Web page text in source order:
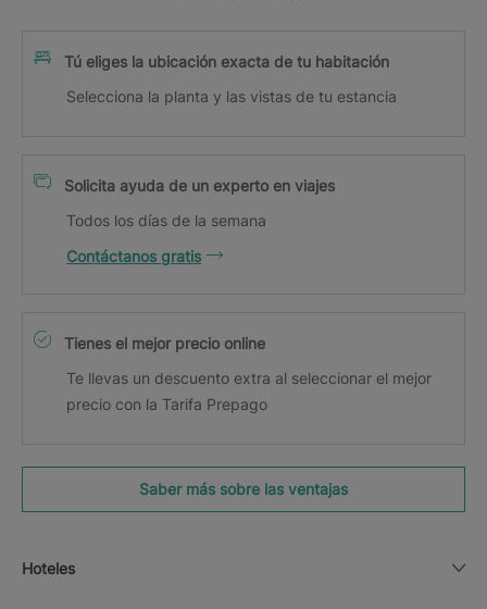
Tú eliges la ubicación exacta de tu habitación
Selecciona la planta y las vistas de tu estancia
Solicita ayuda de un experto en viajes
Todos los días de la semana
Contáctanos gratis
Tienes el mejor precio online
Te llevas un descuento extra al seleccionar el mejor
precio con la Tarifa Prepago
Saber más sobre las ventajas
Hoteles